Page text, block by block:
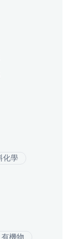
化學